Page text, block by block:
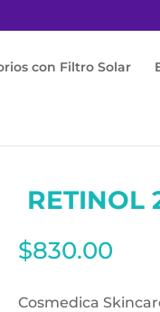
con Filtro Solar
RETINOL
$830.00
Cosmedica